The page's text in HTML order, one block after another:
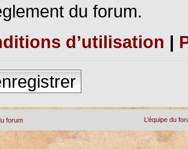
du forum.
d’utilisation |
forum L’équipe du